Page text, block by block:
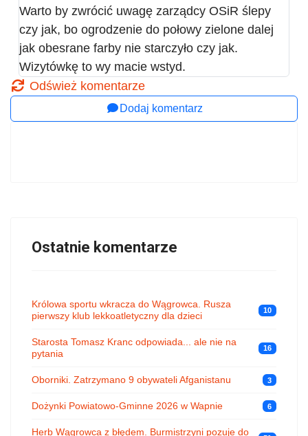
Warto by zwrócić uwagę zarządcy OSiR ślepy
czy jak, bo ogrodzenie do połowy zielone dalej
jak obesrane farby nie starczyło czy jak.
Wizytówkę to wy macie wstyd.
Odśwież komentarze
Dodaj komentarz
Ostatnie komentarze
Królowa sportu wkracza do Wągrowca. Rusza
pierwszy klub lekkoatletyczny dla dzieci
10
Starosta Tomasz Kranc odpowiada... ale nie na
pytania
16
Oborniki. Zatrzymano 9 obywateli Afganistanu 3
Dożynki Powiatowo-Gminne 2026 w Wapnie 6
Herb Wągrowca z błędem. Burmistrzyni pozuje do